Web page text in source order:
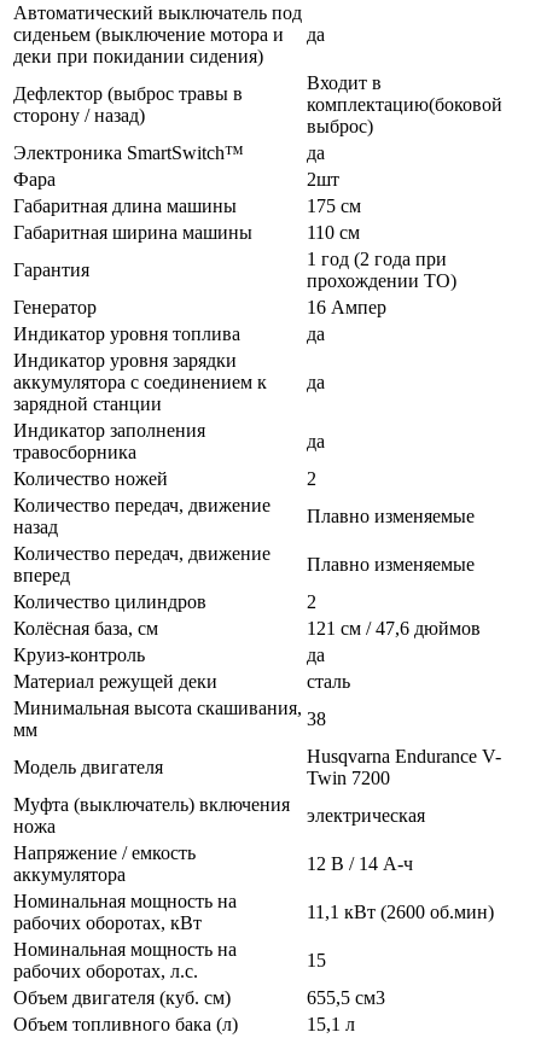
Автоматический выключатель под
сиденьем (выключение мотора и
деки при покидании сидения)
да
Дефлектор (выброс травы в
сторону / назад)
Входит в
комплектацию(боковой
выброс)
Электроника SmartSwitch™
да
Фара
2шт
Габаритная длина машины
175 см
Габаритная ширина машины
110 см
Гарантия
1 год (2 года при
прохождении ТО)
Генератор
16 Ампер
Индикатор уровня топлива
да
Индикатор уровня зарядки
аккумулятора с соединением к
зарядной станции
да
Индикатор заполнения
травосборника
да
Количество ножей
2
Количество передач, движение
назад
Плавно изменяемые
Количество передач, движение
вперед
Плавно изменяемые
Количество цилиндров
2
Колёсная база, см
121 см / 47,6 дюймов
Круиз-контроль
да
Материал режущей деки
сталь
Минимальная высота скашивания,
мм
38
Модель двигателя
Husqvarna Endurance V-
Twin 7200
Муфта (выключатель) включения
ножа
электрическая
Напряжение / емкость
аккумулятора
12 В / 14 А-ч
Номинальная мощность на
рабочих оборотах, кВт
11,1 кВт (2600 об.мин)
Номинальная мощность на
рабочих оборотах, л.с.
15
Объем двигателя (куб. см)
655,5 см3
Объем топливного бака (л)
15,1 л